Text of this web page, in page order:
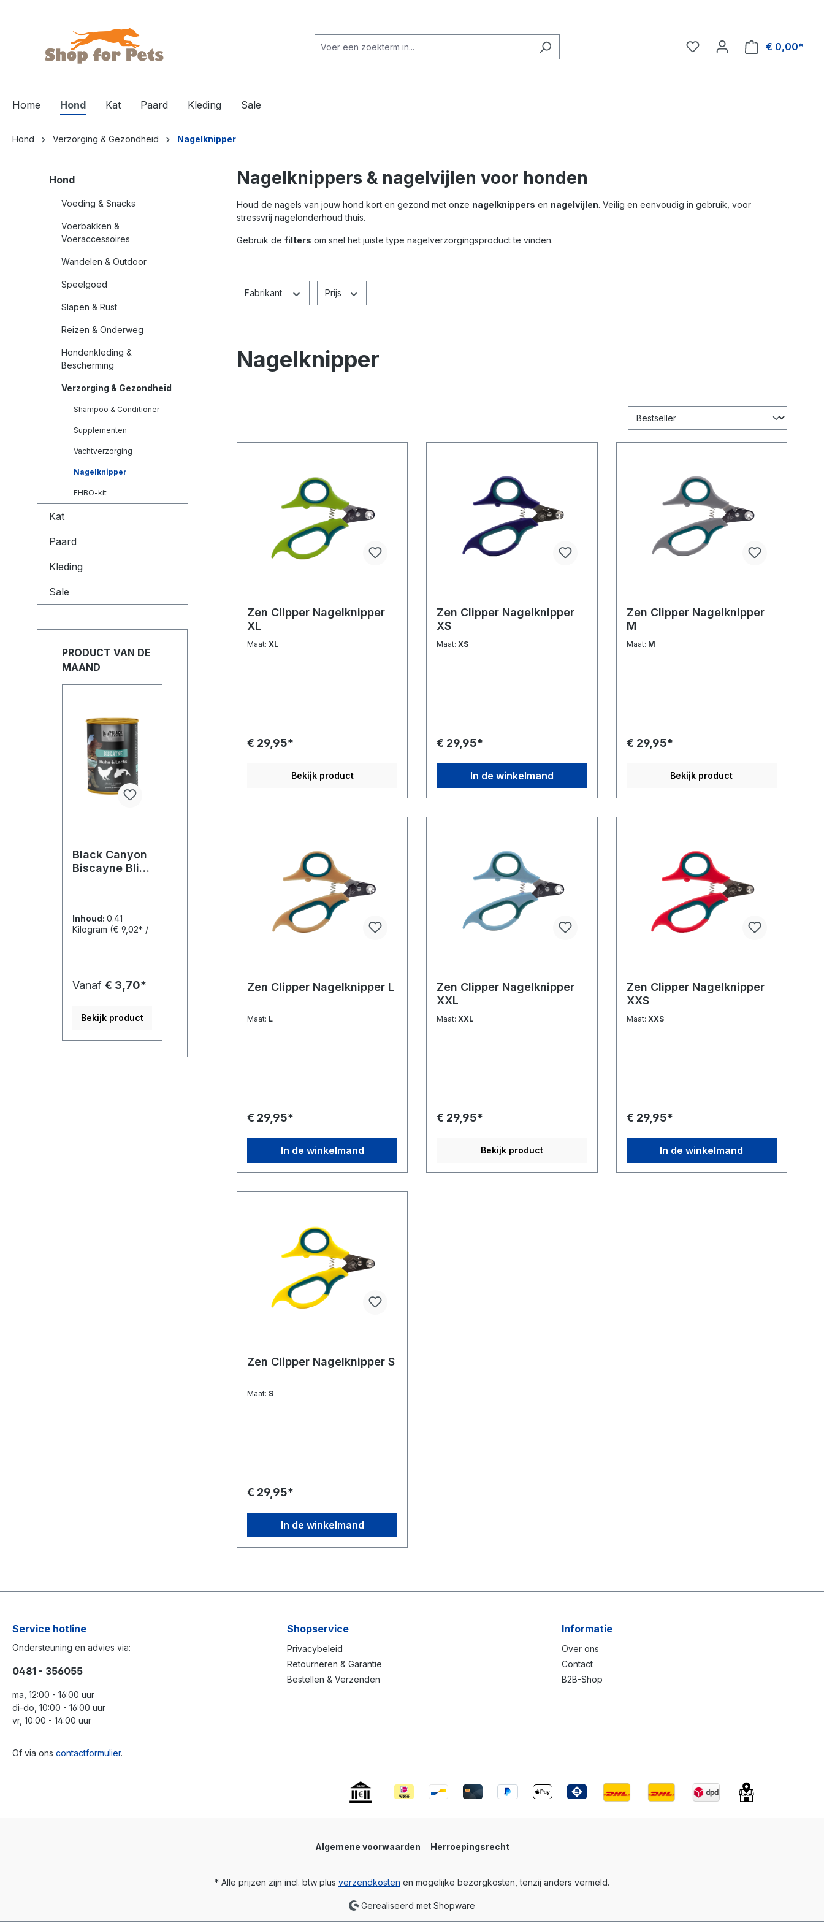
€ 0,00*
Home Hond Kat Paard Kleding Sale
Hond Verzorging & Gezondheid Nagelknipper
Hond
Voeding & Snacks
Voerbakken &
Voeraccessoires
Wandelen & Outdoor
Speelgoed
Slapen & Rust
Reizen & Onderweg
Hondenkleding &
Bescherming
Verzorging & Gezondheid
Shampoo & Conditioner
Supplementen
Vachtverzorging
Nagelknipper
EHBO-kit
Kat
Paard
Kleding
Sale
PRODUCT VAN DE
MAAND
Black Canyon
Biscayne Blik,
Inhoud: 0.41
Kilogram (€ 9,02* /
Vanaf € 3,70*
Bekijk product
Nagelknippers & nagelvijlen voor honden
Houd de nagels van jouw hond kort en gezond met onze nagelknippers en nagelvijlen. Veilig en eenvoudig in gebruik, voor
stressvrij nagelonderhoud thuis.
Gebruik de filters om snel het juiste type nagelverzorgingsproduct te vinden.
Fabrikant Prijs
Nagelknipper
Zen Clipper Nagelknipper
XL
Maat: XL
€ 29,95*
Bekijk product
Zen Clipper Nagelknipper
XS
Maat:XS
€ 29,95*
In de winkelmand
Zen Clipper Nagelknipper
M
Maat: M
€ 29,95*
Bekijk product
Zen Clipper Nagelknipper L
Maat: L
€ 29,95*
In de winkelmand
Zen Clipper Nagelknipper
XXL
Maat:XXL
€ 29,95*
Bekijk product
Zen Clipper Nagelknipper
XXS
Maat: XXS
€ 29,95*
In de winkelmand
Zen Clipper Nagelknipper S
Maat: S
€ 29,95*
In de winkelmand
Service hotline
Ondersteuning en advies via:
0481 - 356055
ma, 12:00 - 16:00 uur
di-do, 10:00 - 16:00 uur
vr, 10:00 - 14:00 uur
Of via ons contactformulier.
Shopservice
Privacybeleid
Retourneren & Garantie
Bestellen & Verzenden
Informatie
Over ons
Contact
B2B-Shop
Algemene voorwaarden Herroepingsrecht
* Alle prijzen zijn incl. btw plus verzendkosten en mogelijke bezorgkosten, tenzij anders vermeld.
Gerealiseerd met Shopware